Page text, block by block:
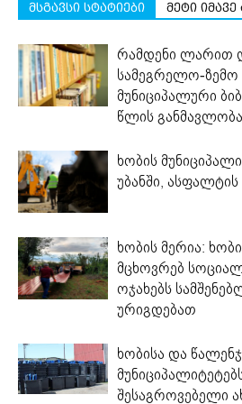
მსგავსი სტატიები მეტი
რამდენი ლარით
სამეგრელო-ზემო
მუნიციპალური
წლის
ხობის
უბანში,
ხობის მერია:
მცხოვრებ
ოჯახებს
ურიგდებათ
ხობისა და
შესაგროვებელი